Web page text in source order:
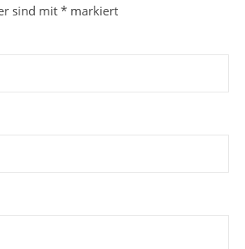
sind mit * markiert